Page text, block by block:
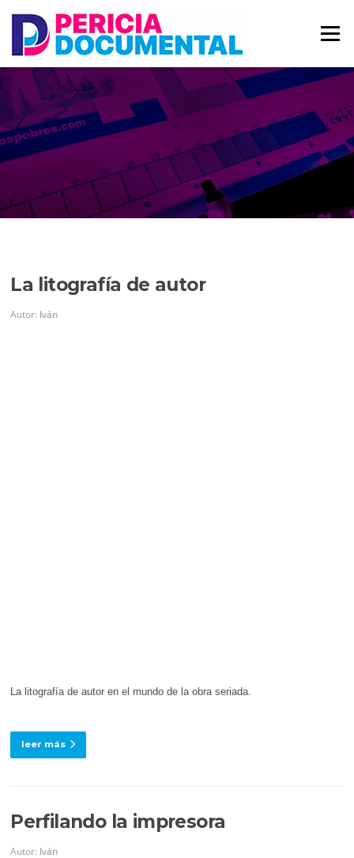
contenido
Menú
La litografía de autor
Autor: Iván
La litografía de autor en el mundo de la obra seriada.
leer más
Perfilando la impresora
Autor: Iván